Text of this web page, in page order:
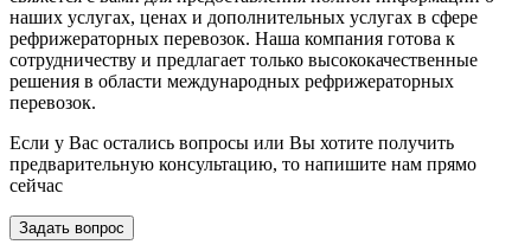
наших услугах, ценах и дополнительных услугах в сфере
рефрижераторных перевозок. Наша компания готова к
сотрудничеству и предлагает только высококачественные
решения в области международных рефрижераторных
перевозок.
Если у Вас остались вопросы или Вы хотите получить
предварительную консультацию, то напишите нам прямо
сейчас
Задать вопрос